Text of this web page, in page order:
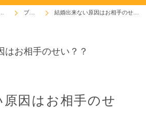
ブログ 結婚出来ない原因はお相手のせい？？
はお相手のせい？？
因はお相手のせ